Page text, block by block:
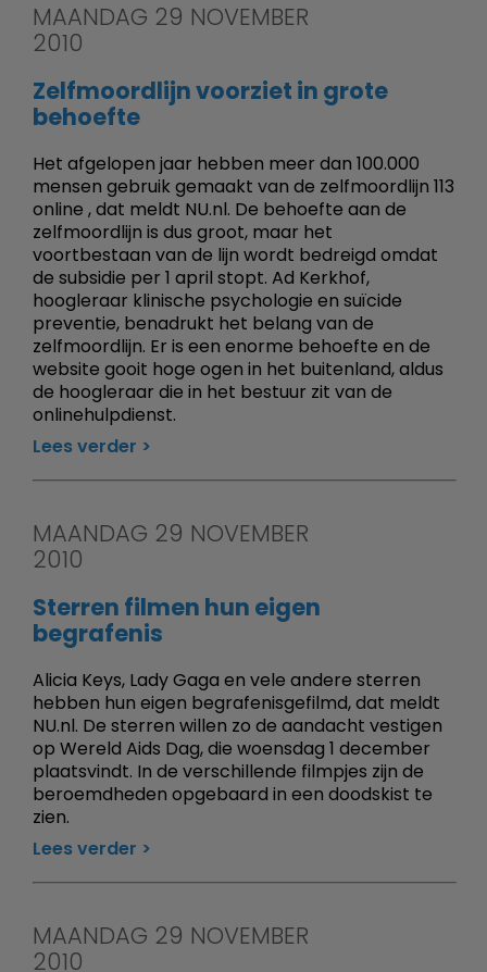
MAANDAG 29 NOVEMBER
2010
Zelfmoordlijn voorziet in grote
behoefte
Het afgelopen jaar hebben meer dan 100.000
mensen gebruik gemaakt van de zelfmoordlijn 113
online , dat meldt NU.nl. De behoefte aan de
zelfmoordlijn is dus groot, maar het
voortbestaan van de lijn wordt bedreigd omdat
de subsidie per 1 april stopt. Ad Kerkhof,
hoogleraar klinische psychologie en suïcide
preventie, benadrukt het belang van de
zelfmoordlijn. Er is een enorme behoefte en de
website gooit hoge ogen in het buitenland, aldus
de hoogleraar die in het bestuur zit van de
onlinehulpdienst.
Lees verder
MAANDAG 29 NOVEMBER
2010
Sterren filmen hun eigen
begrafenis
Alicia Keys, Lady Gaga en vele andere sterren
hebben hun eigen begrafenisgefilmd, dat meldt
NU.nl. De sterren willen zo de aandacht vestigen
op Wereld Aids Dag, die woensdag 1 december
plaatsvindt. In de verschillende filmpjes zijn de
beroemdheden opgebaard in een doodskist te
zien.
Lees verder
MAANDAG 29 NOVEMBER
2010